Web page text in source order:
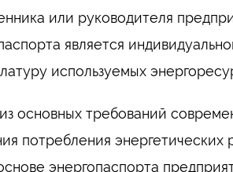
или руководителя
является
используемых
основных требований
потребления энергетических
энергопаспорта